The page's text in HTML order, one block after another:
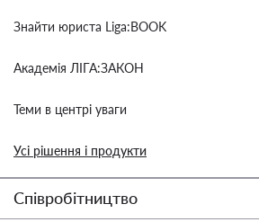
Знайти юриста Liga:BOOK
Академія ЛІГА:ЗАКОН
Теми в центрі уваги
Усі рішення і продукти
Співробітництво